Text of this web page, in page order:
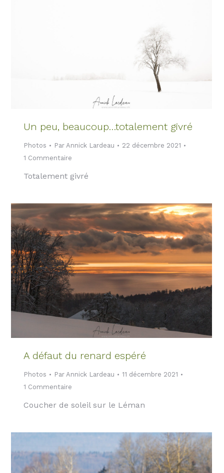
Un peu, beaucoup…totalement givré
Photos ParAnnick Lardeau
22 décembre 2021
1 Commentaire
Totalement givré
A défaut du renard espéré
Photos ParAnnick Lardeau
11 décembre 2021
1 Commentaire
Coucher de soleil sur le Léman